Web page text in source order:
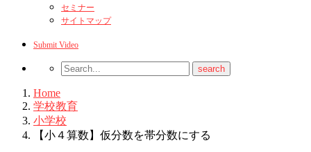
セミナー
サイトマップ
Submit Video
Home
学校教育
小学校
【小４算数】仮分数を帯分数にする